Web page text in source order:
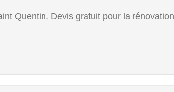
Quentin. Devis gratuit pour la rénovation